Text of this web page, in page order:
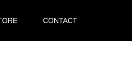
CONTACT